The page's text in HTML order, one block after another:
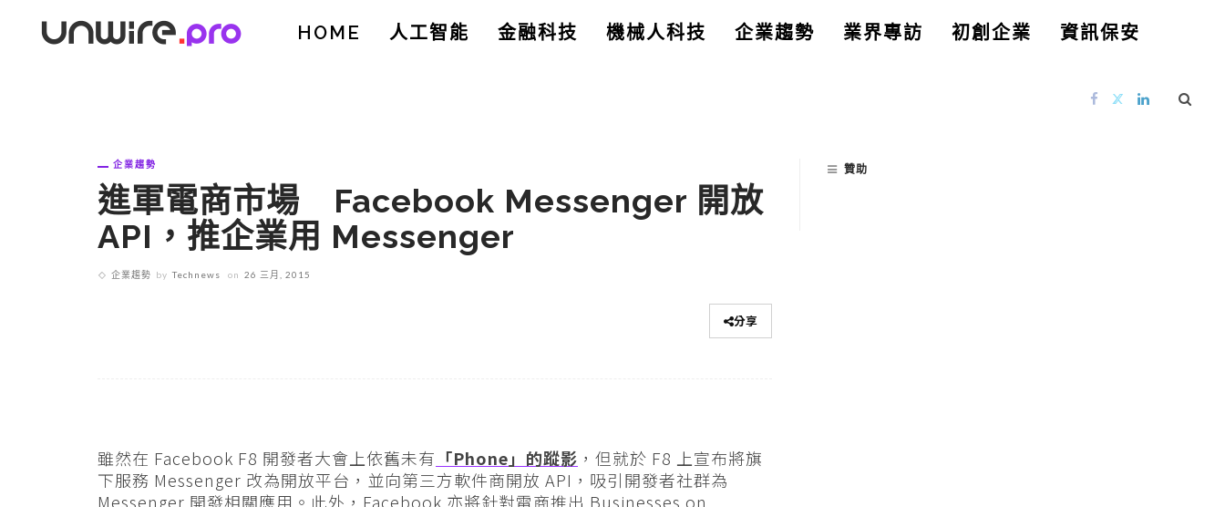
HOME 人工智能 金融科技 機械人科技 企業趨勢 業界專訪 初創企業 資訊保安
企業趨勢
進軍電商市場 Facebook Messenger 開放
API，推企業用 Messenger
企業趨勢 by Technews on 26 三月, 2015
分享
雖然在 Facebook F8 開發者大會上依舊未有 「Phone」的蹤影 ，但就於 F8 上宣布將旗
下服務 Messenger 改為開放平台，並向第三方軟件商開放 API，吸引開發者社群為
Messenger 開發相關應用。此外，Facebook 亦將針對電商推出 Businesses on
贊助